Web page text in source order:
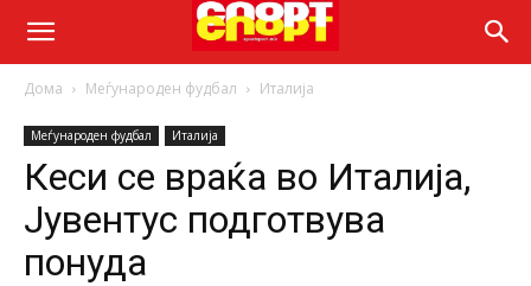
Дома Меѓународен фудбал Италија
Меѓународен фудбал Италија
Кеси се враќа во Италија,
Јувентус подготвува
понуда